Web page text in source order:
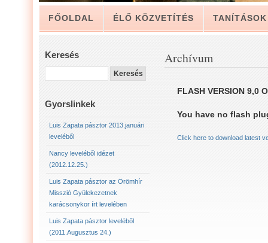
FŐOLDAL ÉLŐ KÖZVETÍTÉS TANÍTÁSOK
LUIS ZAPATA PÁSZTOR LEVELÉBŐL, A
LUIS ZAPATA PÁSZTOR LEVELÉBŐL
LUIS ZAPATA PÁSZTOR LEVELÉBŐL
LUIS ZAPATA PÁSZTOR AZ ÖRÖMHÍR MISSZIÓ
2012.12.25. NANCY LEVELÉBŐL IDÉZET:
Keresés
Gyorslinkek
Luis Zapata pásztor 2013.januári
leveléből
Nancy leveléből idézet
(2012.12.25.)
Luis Zapata pásztor az Örömhír
Misszió Gyülekezetnek
karácsonykor írt levelében
Luis Zapata pásztor leveléből
(2011.Augusztus 24.)
Archívum
FLASH VERSION 9,0
You have no flash
Click here to download latest